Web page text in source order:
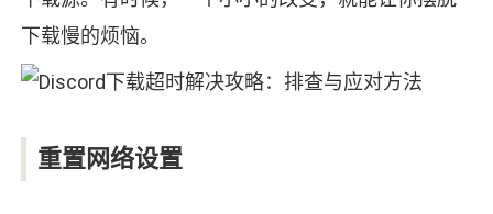
下载慢的烦恼。
重置网络设置